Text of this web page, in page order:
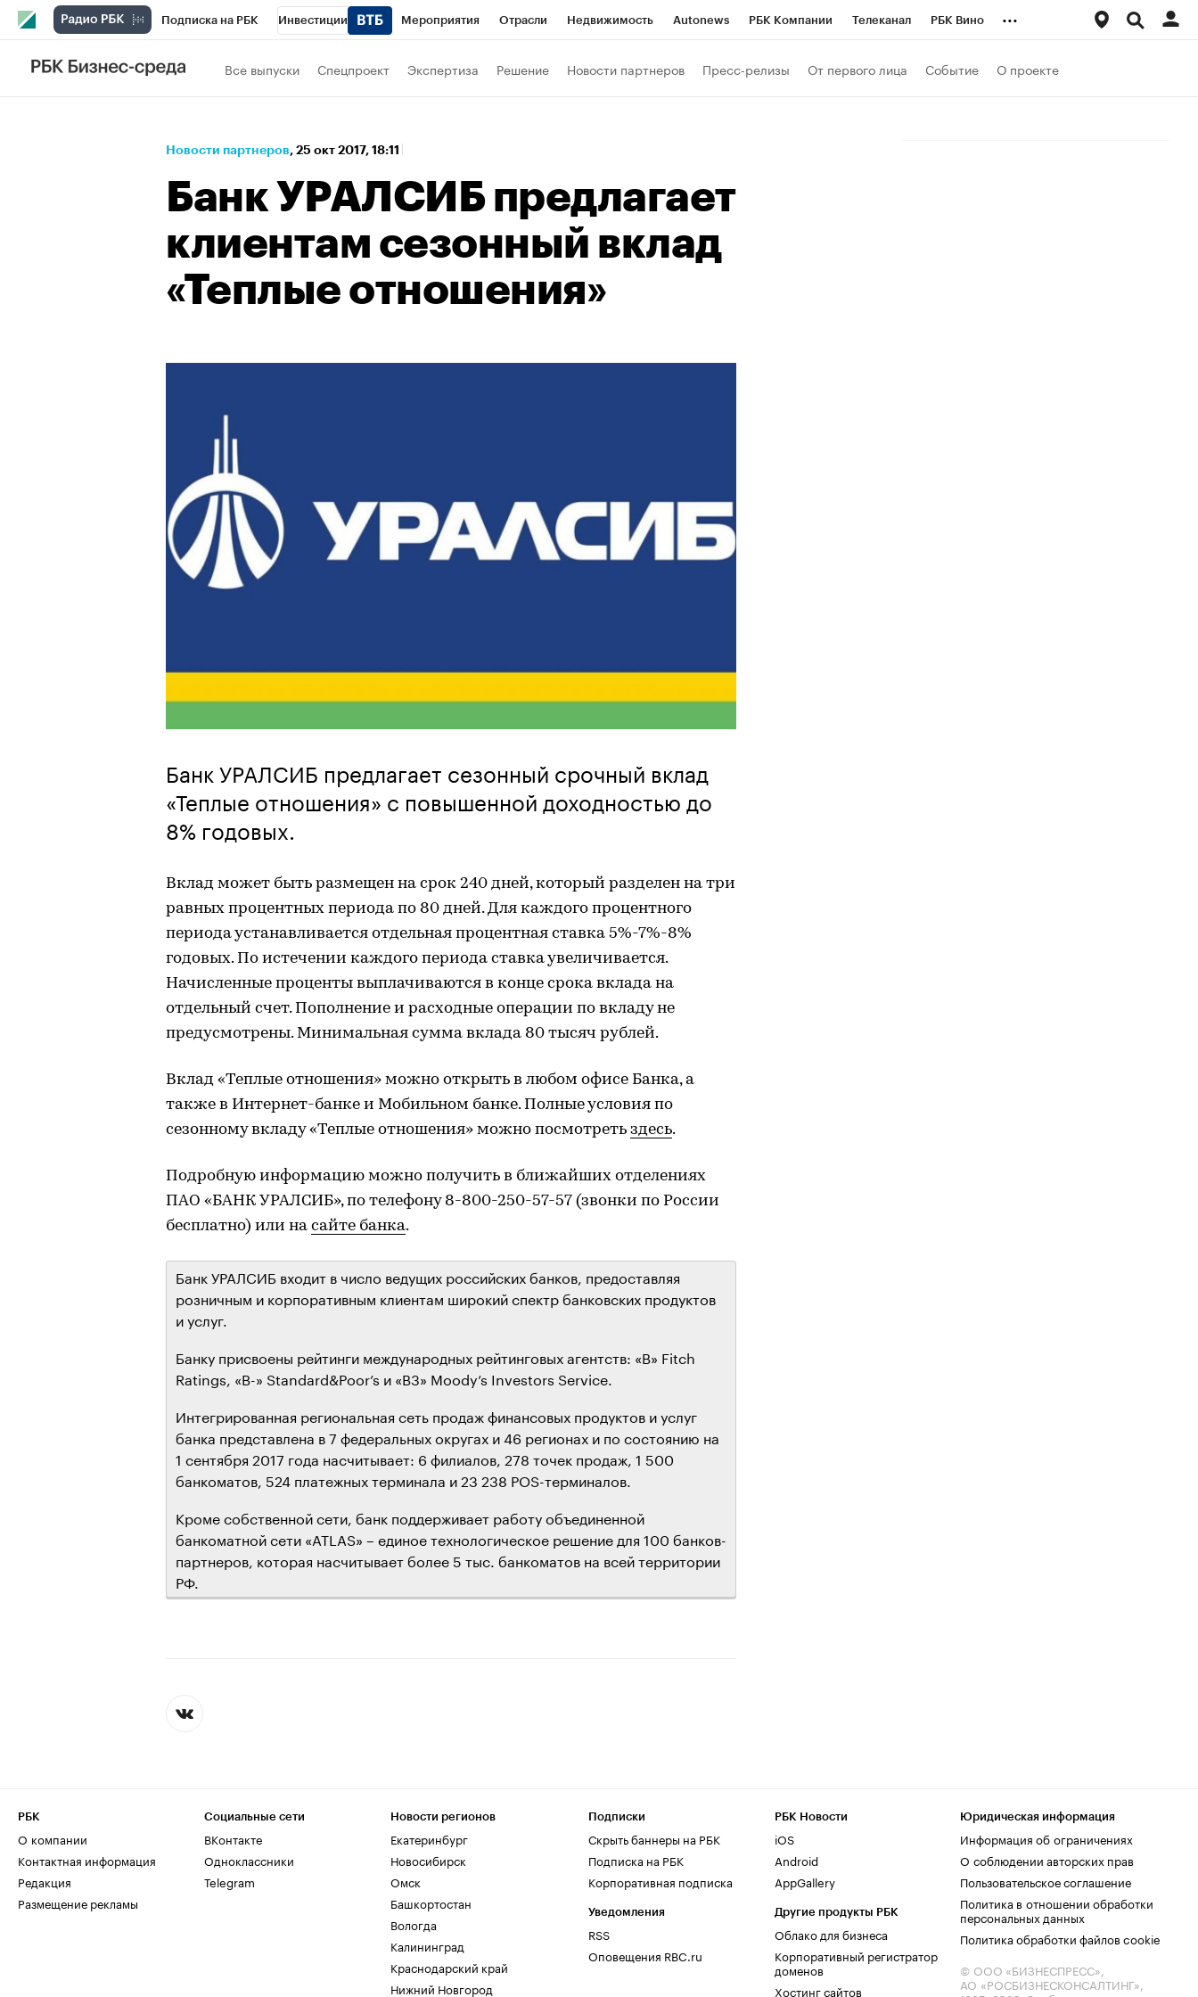
Подписка на РБК Инвестиции Мероприятия Отрасли Недвижимость Autonews РБК Компании Телеканал РБК Вино
Спорт
Технологии и медиа Финансы Рынок наличной валюты
...
Все выпуски Спецпроект Экспертиза Решение Новости партнеров Пресс-релизы От первого лица Событие О проекте
Новости партнеров⁠, 25 окт 2017, 18:11
Банк УРАЛСИБ предлагает
клиентам сезонный вклад
«Теплые отношения»
Банк УРАЛСИБ предлагает сезонный срочный вклад
«Теплые отношения» с повышенной доходностью до
8% годовых.
Вклад может быть размещен на срок 240 дней, который разделен на три
равных процентных периода по 80 дней. Для каждого процентного
периода устанавливается отдельная процентная ставка 5%-7%-8%
годовых. По истечении каждого периода ставка увеличивается.
Начисленные проценты выплачиваются в конце срока вклада на
отдельный счет. Пополнение и расходные операции по вкладу не
предусмотрены. Минимальная сумма вклада 80 тысяч рублей.
Вклад «Теплые отношения» можно открыть в любом офисе Банка, а
также в Интернет-банке и Мобильном банке. Полные условия по
сезонному вкладу «Теплые отношения» можно посмотреть здесь.
Подробную информацию можно получить в ближайших отделениях
ПАО «БАНК УРАЛСИБ», по телефону 8-800-250-57-57 (звонки по России
бесплатно) или на сайте банка.
Банк УРАЛСИБ входит в число ведущих российских банков, предоставляя
розничным и корпоративным клиентам широкий спектр банковских продуктов
и услуг.
Банку присвоены рейтинги международных рейтинговых агентств: «В» Fitch
Ratings, «B-» Standard&Poor’s и «B3» Moody’s Investors Service.
Интегрированная региональная сеть продаж финансовых продуктов и услуг
банка представлена в 7 федеральных округах и 46 регионах и по состоянию на
1 сентября 2017 года насчитывает: 6 филиалов, 278 точек продаж, 1 500
банкоматов, 524 платежных терминала и 23 238 POS-терминалов.
Кроме собственной сети, банк поддерживает работу объединенной
банкоматной сети «ATLAS» – единое технологическое решение для 100 банков-
партнеров, которая насчитывает более 5 тыс. банкоматов на всей территории
РФ.
РБК
О компании
Контактная информация
Редакция
Размещение рекламы
Социальные сети
ВКонтакте
Одноклассники
Telegram
Новости регионов
Екатеринбург
Новосибирск
Омск
Башкортостан
Вологда
Калининград
Краснодарский край
Нижний Новгород
Подписки
Скрыть баннеры на РБК
Подписка на РБК
Корпоративная подписка
Уведомления
RSS
Оповещения RBC.ru
РБК Новости
iOS
Android
AppGallery
Другие продукты РБК
Облако для бизнеса
Корпоративный регистратор
доменов
Хостинг сайтов
Юридическая информация
Информация об ограничениях
О соблюдении авторских прав
Пользовательское соглашение
Политика в отношении обработки
персональных данных
Политика обработки файлов cookie
© ООО «БИЗНЕСПРЕСС»,
АО «РОСБИЗНЕСКОНСАЛТИНГ»,